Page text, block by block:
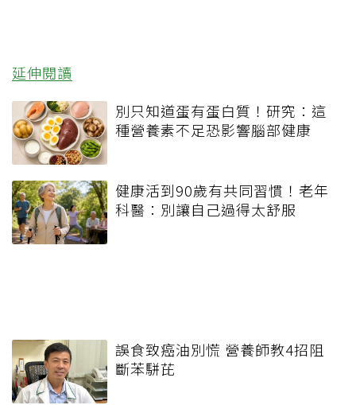
延伸閱讀
別只知道蛋有蛋白質！研究：這
種營養素不足恐影響腦部健康
健康活到90歲有共同習慣！老年
科醫：別讓自己過得太舒服
誤食致癌油別慌 營養師教4招阻
斷苯駢芘